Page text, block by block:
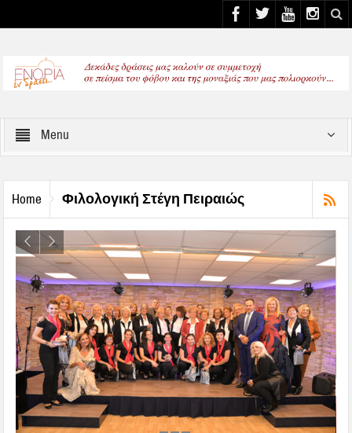
Menu
Home Φιλολογική Στέγη Πειραιώς